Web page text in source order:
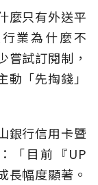
麼只有外送平
業為什麼不
嘗試訂閱制，
「先掏錢」
銀行信用卡暨
「目前『UP
長幅度顯著。